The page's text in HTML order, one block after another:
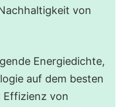
von
Energiedichte,
auf dem besten
Effizienz von